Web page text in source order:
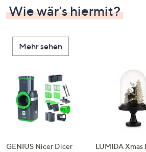
Wie wär's hiermit?
Mehr sehen
GENIUS Nicer Dicer LUMIDA Xmas